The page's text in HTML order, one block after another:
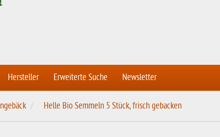
Hersteller Erweiterte Suche Newsletter
Helle Bio Semmeln 5 Stück, frisch gebacken